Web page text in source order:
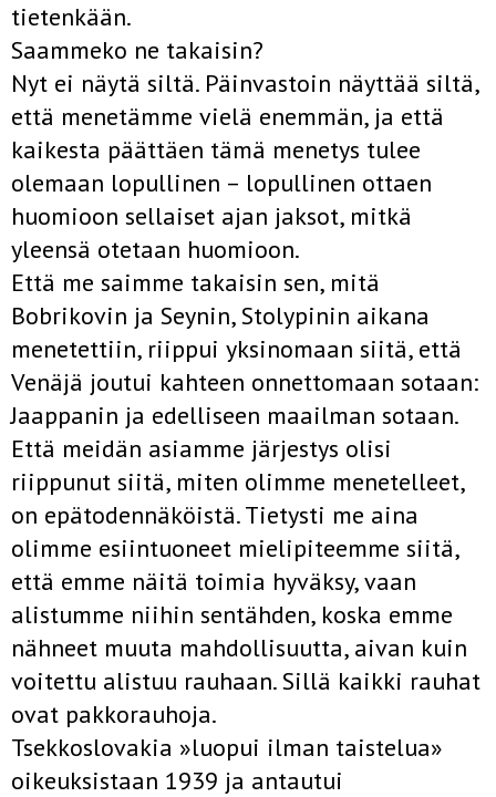
tietenkään.
Saammeko ne takaisin?
Nyt ei näytä siltä. Päinvastoin näyttää siltä,
että menetämme vielä enemmän, ja että
kaikesta päättäen tämä menetys tulee
olemaan lopullinen – lopullinen ottaen
huomioon sellaiset ajan­ jaksot, mitkä
yleensä otetaan huomioon.
Että me saimme takaisin sen, mitä
Bobrikovin ja Seynin, Stolypinin aikana
menetettiin, riippui yksinomaan siitä, että
Venäjä joutui kahteen onnettomaan sotaan:
Jaappanin ja edelliseen maailman sotaan.
Että meidän asiamme järjestys olisi
riippunut siitä, miten olimme menetelleet,
on epätodennäköistä. Tietysti me aina
olimme esiintuoneet mielipiteemme siitä,
että emme näitä toimia hyväksy, vaan
alistumme niihin sentähden, koska emme
nähneet muuta mahdollisuutta, aivan kuin
voitettu alistuu rauhaan. Sillä kaikki rauhat
ovat pakkorauhoja.
Tsekkoslovakia »luopui ilman taistelua»
oikeuksistaan 1939 ja antautui